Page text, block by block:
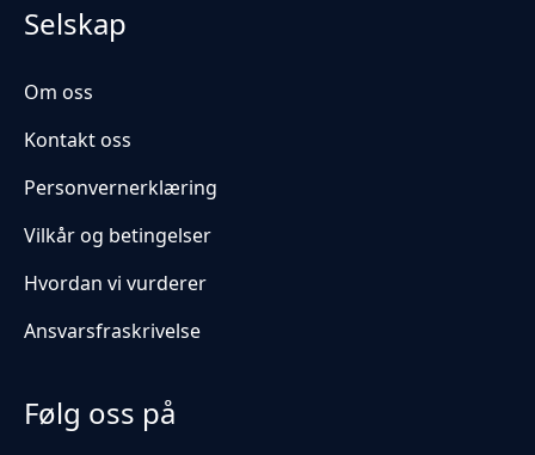
Selskap
Om oss
Kontakt oss
Personvernerklæring
Vilkår og betingelser
Hvordan vi vurderer
Ansvarsfraskrivelse
Følg oss på